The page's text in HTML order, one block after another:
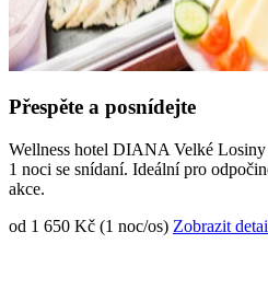
Přespěte a posnídejte
Wellness hotel DIANA Velké
1 noci se snídaní. Ideální pro
akce.
od 1 650 Kč (1 noc/os) Zobrazit